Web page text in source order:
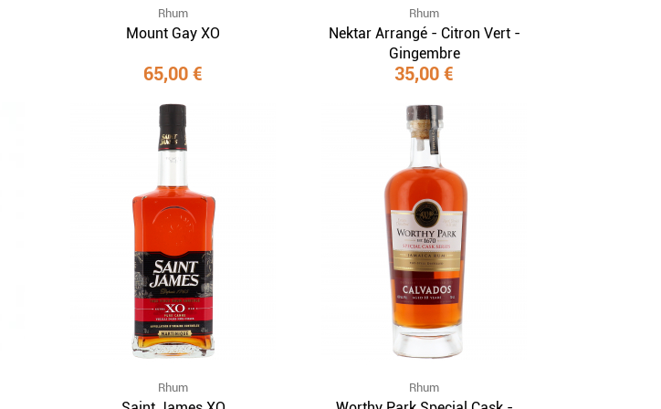
Rhum
Mount Gay XO
65,00 €
Rhum
Nektar Arrangé - Citron Vert -
Gingembre
35,00 €
Rhum Rhum